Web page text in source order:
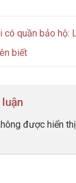
có quần bảo hộ:
biết
được hiển